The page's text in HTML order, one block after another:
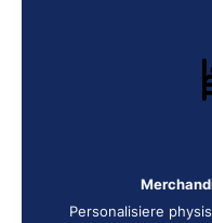
Personalisiere